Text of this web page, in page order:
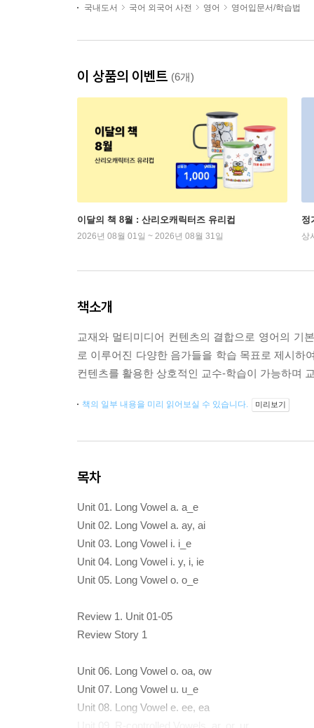
국내도서 국어 외국어 사전 영어 영어입문서/학습법
이 상품의 이벤트 (6개)
이달의 책 8월 : 산리오캐릭터즈 유리컵
2026년 08월 01일 ~ 2026년 08월 31일
정
상
책소개
교재와 멀티미디어 컨텐츠의 결합으로 영어의 기
로 이루어진 다양한 음가들을 학습 목표로 제시하
컨텐츠를 활용한 상호적인 교수-학습이 가능하며
책의 일부 내용을 미리 읽어보실 수 있습니다. 미리보기
목차
Unit 01. Long Vowel a. a_e
Unit 02. Long Vowel a. ay, ai
Unit 03. Long Vowel i. i_e
Unit 04. Long Vowel i. y, i, ie
Unit 05. Long Vowel o. o_e
Review 1. Unit 01-05
Review Story 1
Unit 06. Long Vowel o. oa, ow
Unit 07. Long Vowel u. u_e
Unit 08. Long Vowel e. ee, ea